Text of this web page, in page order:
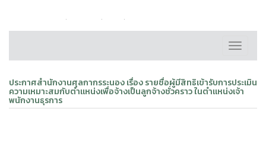
Toggle
ประกาศสำนักงานศุลกากรระนอง เรื่อง รายชื่อผู้มีสิทธิเข้ารับการประเมิน
ความเหมาะสมกับตำแหน่งเพื่อจ้างเป็นลูกจ้างชั่วคราว ในตำแหน่งเจ้า
พนักงานธุรการ